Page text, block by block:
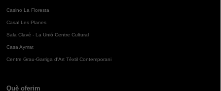
Casino La Floresta
Casal Les Planes
Sala Clavé - La Unió Centre Cultural
Casa Aymat
Centre Grau-Garriga d'Art Tèxtil Contemporani
Què oferim